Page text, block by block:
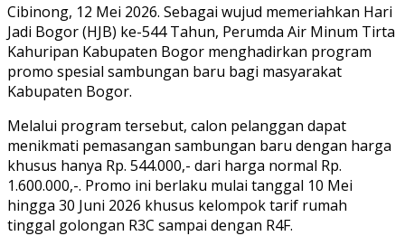
Cibinong, 12 Mei 2026. Sebagai wujud memeriahkan Hari
Jadi Bogor (HJB) ke-544 Tahun, Perumda Air Minum Tirta
Kahuripan Kabupaten Bogor menghadirkan program
promo spesial sambungan baru bagi masyarakat
Kabupaten Bogor.
Melalui program tersebut, calon pelanggan dapat
menikmati pemasangan sambungan baru dengan harga
khusus hanya Rp. 544.000,- dari harga normal Rp.
1.600.000,-. Promo ini berlaku mulai tanggal 10 Mei
hingga 30 Juni 2026 khusus kelompok tarif rumah
tinggal golongan R3C sampai dengan R4F.